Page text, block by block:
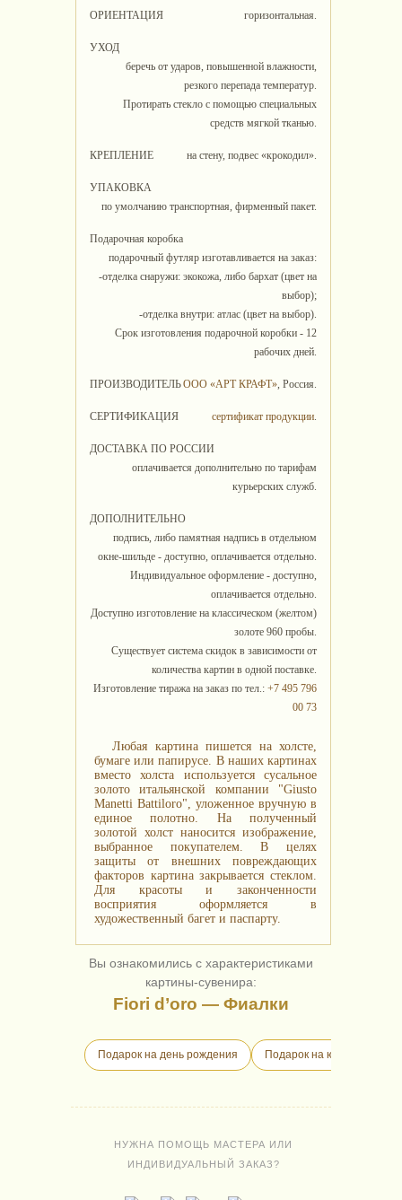
ОРИЕНТАЦИЯ горизонтальная.
УХОД
беречь от ударов, повышенной влажности,
резкого перепада температур.
Протирать стекло с помощью специальных
средств мягкой тканью.
КРЕПЛЕНИЕ на стену, подвес «крокодил».
УПАКОВКА
по умолчанию транспортная, фирменный пакет.
Подарочная коробка
подарочный футляр изготавливается на заказ:
-отделка снаружи: экокожа, либо бархат (цвет на
выбор);
-отделка внутри: атлас (цвет на выбор).
Срок изготовления подарочной коробки - 12
рабочих дней.
ПРОИЗВОДИТЕЛЬООО «АРТ КРАФТ», Россия.
СЕРТИФИКАЦИЯ сертификат продукции.
ДОСТАВКА ПО РОССИИ
оплачивается дополнительно по тарифам
курьерских служб.
ДОПОЛНИТЕЛЬНО
подпись, либо памятная надпись в отдельном
окне-шильде - доступно, оплачивается отдельно.
Индивидуальное оформление - доступно,
оплачивается отдельно.
Доступно изготовление на классическом (желтом)
золоте 960 пробы.
Существует система скидок в зависимости от
количества картин в одной поставке.
Изготовление тиража на заказ по тел.: +7 495 796
00 73
Любая картина пишется на холсте,
бумаге или папирусе. В наших картинах
вместо холста используется сусальное
золото итальянской компании "Giusto
Manetti Battiloro", уложенное вручную в
единое полотно. На полученный
золотой холст наносится изображение,
выбранное покупателем. В целях
защиты от внешних повреждающих
факторов картина закрывается стеклом.
Для красоты и законченности
восприятия оформляется в
художественный багет и паспарту.
Вы ознакомились с характеристиками
картины-сувенира:
Fiori d’oro — Фиалки
Подарок на день рождения Подарок на юбилей
НУЖНА ПОМОЩЬ МАСТЕРА ИЛИ
ИНДИВИДУАЛЬНЫЙ ЗАКАЗ?